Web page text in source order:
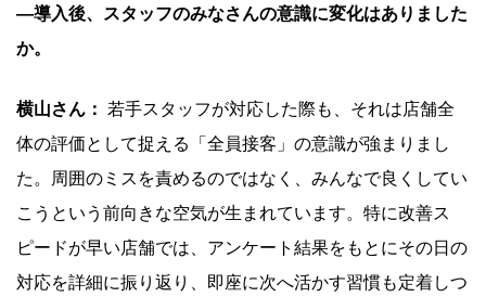
―導入後、スタッフのみなさんの意識に変化はありました
か。
横山さん： 若手スタッフが対応した際も、それは店舗全
体の評価として捉える「全員接客」の意識が強まりまし
た。周囲のミスを責めるのではなく、みんなで良くしてい
こうという前向きな空気が生まれています。特に改善ス
ピードが早い店舗では、アンケート結果をもとにその日の
対応を詳細に振り返り、即座に次へ活かす習慣も定着しつ